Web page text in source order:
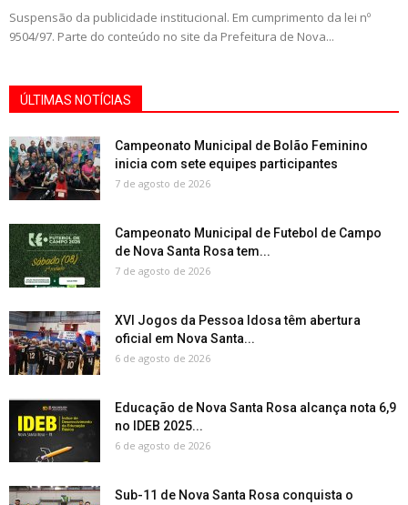
Suspensão da publicidade institucional. Em cumprimento da lei nº
9504/97. Parte do conteúdo no site da Prefeitura de Nova...
ÚLTIMAS NOTÍCIAS
Campeonato Municipal de Bolão Feminino
inicia com sete equipes participantes
7 de agosto de 2026
Campeonato Municipal de Futebol de Campo
de Nova Santa Rosa tem...
7 de agosto de 2026
XVI Jogos da Pessoa Idosa têm abertura
oficial em Nova Santa...
6 de agosto de 2026
Educação de Nova Santa Rosa alcança nota 6,9
no IDEB 2025...
6 de agosto de 2026
Sub-11 de Nova Santa Rosa conquista o